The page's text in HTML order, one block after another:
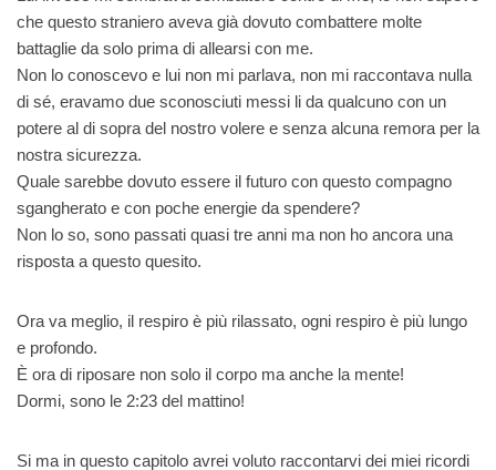
che questo straniero aveva già dovuto combattere molte
battaglie da solo prima di allearsi con me.
Non lo conoscevo e lui non mi parlava, non mi raccontava nulla
di sé, eravamo due sconosciuti messi li da qualcuno con un
potere al di sopra del nostro volere e senza alcuna remora per la
nostra sicurezza.
Quale sarebbe dovuto essere il futuro con questo compagno
sgangherato e con poche energie da spendere?
Non lo so, sono passati quasi tre anni ma non ho ancora una
risposta a questo quesito.
Ora va meglio, il respiro è più rilassato, ogni respiro è più lungo
e profondo.
È ora di riposare non solo il corpo ma anche la mente!
Dormi, sono le 2:23 del mattino!
Si ma in questo capitolo avrei voluto raccontarvi dei miei ricordi